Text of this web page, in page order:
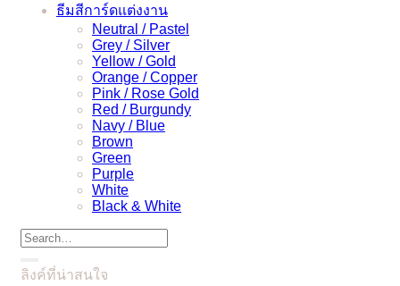
ธีมสีการ์ดแต่งงาน
Neutral / Pastel
Grey / Silver
Yellow / Gold
Orange / Copper
Pink / Rose Gold
Red / Burgundy
Navy / Blue
Brown
Green
Purple
White
Black & White
Search
for:
ลิงค์ที่น่าสนใจ